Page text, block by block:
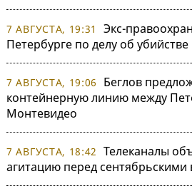
7 АВГУСТА, 19:31
Экс-
Петербурге по делу об убийстве
7 АВГУСТА, 19:06
Беглов
контейнерную линию между
Монтевидео
7 АВГУСТА, 18:42 Телеканалы
агитацию перед